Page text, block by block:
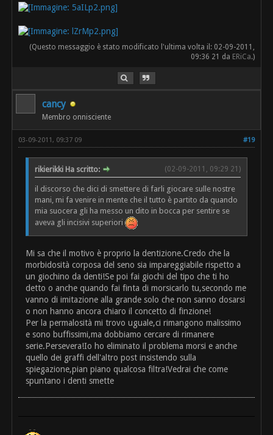
(Questo messaggio è stato modificato l'ultima volta il: 02-09-2011,
09:36 21 da ERiCa.)
cancy
Membro onnisciente
#19
03-09-2011, 09:37 09
(02-09-2011, 09:29 21)
rikierikki Ha scritto:
il discorso che dici di smettere di farli giocare sulle nostre
mani, mi fa venire in mente che il tutto è partito da quando
mia suocera gli ha messo un dito in bocca per sentire se
aveva gli incisivi superiori
Mi sa che il motivo è proprio la dentizione.Credo che la
morbidosità corposa del seno sia impareggiabile rispetto a
un giochino da denti!Se poi fai giochi del tipo che ti ho
detto o anche quando fai finta di morsicarlo tu,secondo me
vanno di imitazione alla grande solo che non sanno dosarsi
o non hanno ancora chiaro il concetto di finzione!
Per la permalosità mi trovo uguale,ci rimangono malissimo
e sono buffissimi,ma dobbiamo cercare di rimanere
serie.Persevera!Io ho eliminato il problema morsi e anche
quello dei graffi dell'altro post insistendo sulla
spiegazione,pian piano qualcosa filtra!Vedrai che come
spuntano i denti smette